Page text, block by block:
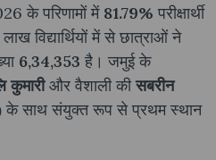
के परिणामों में 81.79% परीक्षार्थी
विद्यार्थियों में से छात्राओं ने
6,34,353 है। जमुई के
कुमारीऔर वैशाली कीसबरीन
के साथ संयुक्त रूप से प्रथम स्थान